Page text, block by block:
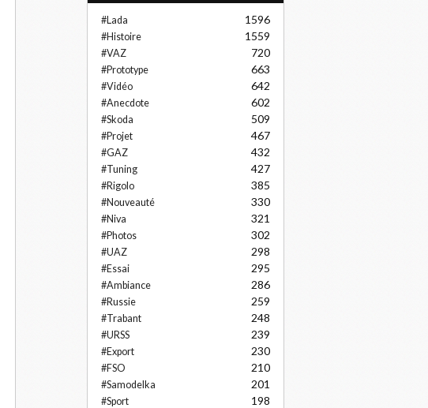
#Lada 1596
#Histoire 1559
#VAZ 720
#Prototype 663
#Vidéo 642
#Anecdote 602
#Skoda 509
#Projet 467
#GAZ 432
#Tuning 427
#Rigolo 385
#Nouveauté 330
#Niva 321
#Photos 302
#UAZ 298
#Essai 295
#Ambiance 286
#Russie 259
#Trabant 248
#URSS 239
#Export 230
#FSO 210
#Samodelka 201
#Sport 198